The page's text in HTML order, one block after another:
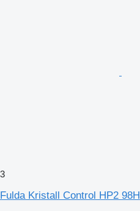
3
Fulda Kristall Control HP2 98H